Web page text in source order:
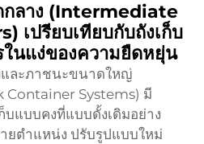
กลาง (Intermediate
เปรียบเทียบกับถังเก็บ
ในแง่ของความยืดหยุ่น
และภาชนะขนาดใหญ่
Systems) มี
บแบบคงที่แบบดั้งเดิมอย่าง
ยตำแหน่ง ปรับรูปแบบใหม่